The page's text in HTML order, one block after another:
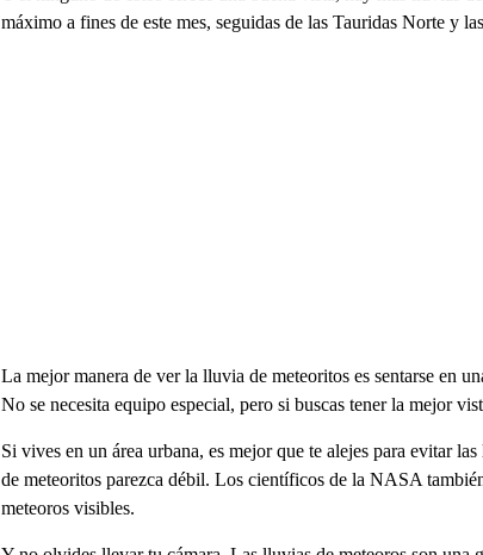
máximo a fines de este mes, seguidas de las Tauridas Norte y
La mejor manera de ver la lluvia de meteoritos es sentarse en
No se necesita equipo especial, pero si buscas tener la mejor
Si vives en un área urbana, es mejor que te alejes para evitar
de meteoritos parezca débil. Los científicos de la NASA
meteoros visibles.